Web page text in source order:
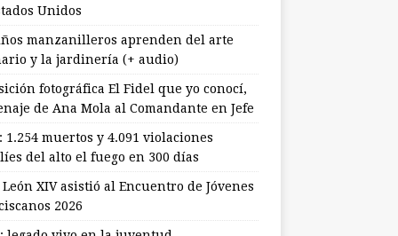
Unidos
manzanilleros aprenden del arte
y la jardinería (+ audio)
fotográfica El Fidel que yo conocí,
de Ana Mola al Comandante en Jefe
1.254 muertos y 4.091 violaciones
del alto el fuego en 300 días
León XIV asistió al Encuentro de Jóvenes
2026